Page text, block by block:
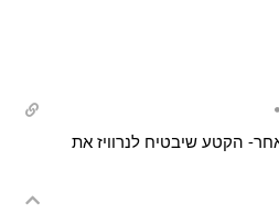
הקטע שיבטיח לנרוויז את